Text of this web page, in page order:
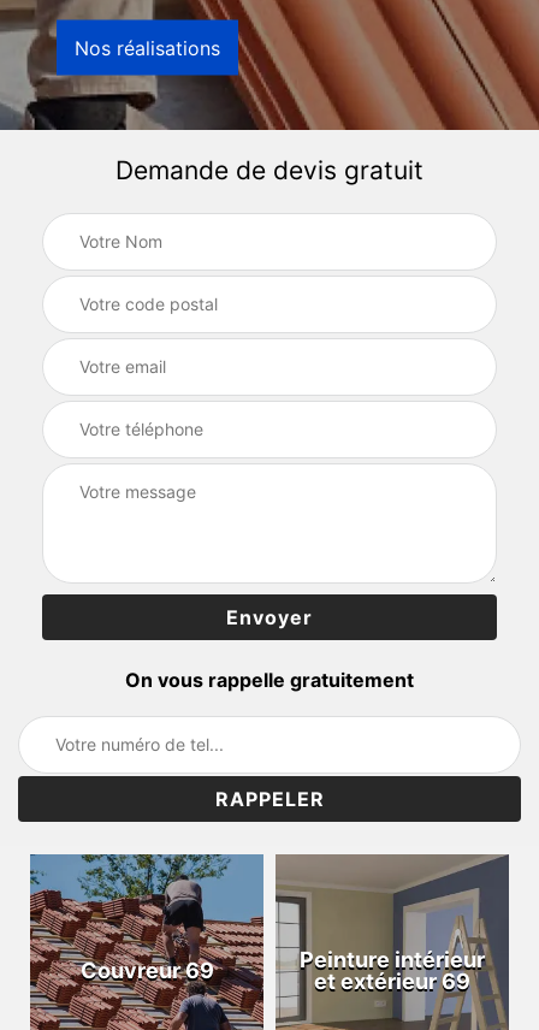
Nos réalisations
Demande de devis gratuit
On vous rappelle gratuitement
Couvreur 69
Peinture intérieur
et extérieur 69